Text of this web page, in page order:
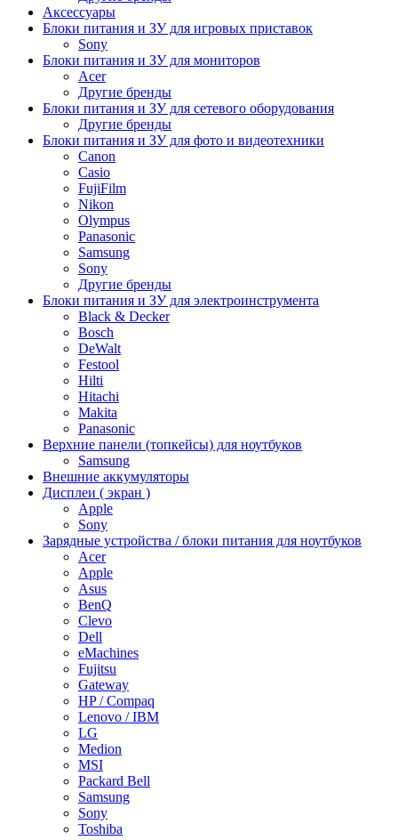
Аксессуары
Блоки питания и ЗУ для игровых приставок
Sony
Блоки питания и ЗУ для мониторов
Acer
Другие бренды
Блоки питания и ЗУ для сетевого оборудования
Другие бренды
Блоки питания и ЗУ для фото и видеотехники
Canon
Casio
FujiFilm
Nikon
Olympus
Panasonic
Samsung
Sony
Другие бренды
Блоки питания и ЗУ для электроинструмента
Black & Decker
Bosch
DeWalt
Festool
Hilti
Hitachi
Makita
Panasonic
Верхние панели (топкейсы) для ноутбуков
Samsung
Внешние аккумуляторы
Дисплеи ( экран )
Apple
Sony
Зарядные устройства / блоки питания для ноутбуков
Acer
Apple
Asus
BenQ
Clevo
Dell
eMachines
Fujitsu
Gateway
HP / Compaq
Lenovo / IBM
LG
Medion
MSI
Packard Bell
Samsung
Sony
Toshiba